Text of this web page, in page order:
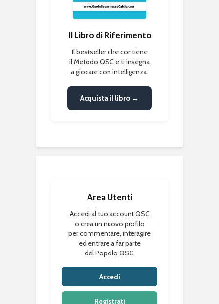
Il Libro di Riferimento
Il bestseller che contiene
il Metodo QSC e ti insegna
a giocare con intelligenza.
Acquista il libro →
Area Utenti
Accedi al tuo account QSC
o crea un nuovo profilo
per commentare, interagire
ed entrare a far parte
del Popolo QSC.
Accedi
Registrati